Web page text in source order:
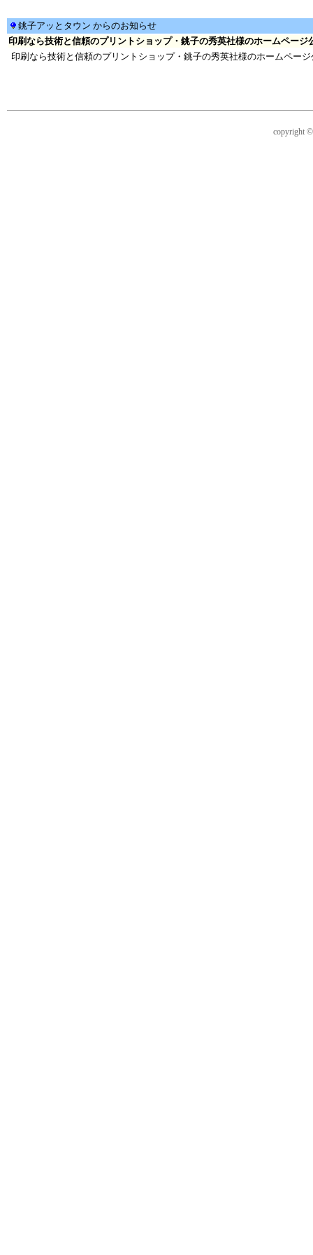
銚子アッとタウン からのお知らせ
印刷なら技術と信頼のプリントショップ・銚子の秀英社様のホームページ
印刷なら技術と信頼のプリントショップ・銚子の秀英社様のホームページ
copyright ©